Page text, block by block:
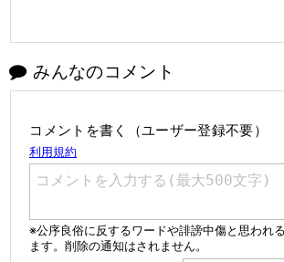
みんなのコメント
コメントを書く（ユーザー登録不要）